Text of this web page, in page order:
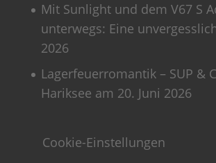
Mit Sunlight und dem V67 S
unterwegs: Eine
2026
Lagerfeuerromantik – SUP &
Hariksee am 20. Juni 2026
Cookie-Einstellungen